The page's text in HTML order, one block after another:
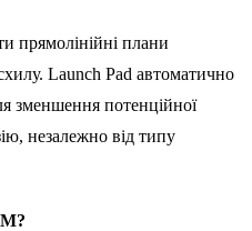
прямолінійні плани
Launch Pad автоматично
зменшення потенційної
незалежно від типу